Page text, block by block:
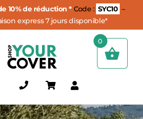
10% de réduction * Code : SYC10 –
express 7 jours disponible*
0